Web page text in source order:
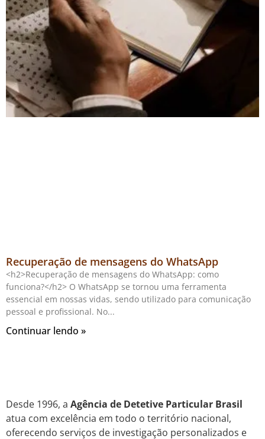
Recuperação de mensagens do WhatsApp
<h2>Recuperação de mensagens do WhatsApp: como
funciona?</h2> O WhatsApp se tornou uma ferramenta
essencial em nossas vidas, sendo utilizado para comunicação
pessoal e profissional. No
Continuar lendo »
Desde 1996, a Agência de Detetive Particular Brasil
atua com excelência em todo o território nacional,
oferecendo serviços de investigação personalizados e